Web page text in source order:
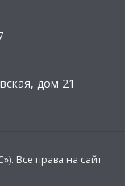
дом 21
Все права на сайт